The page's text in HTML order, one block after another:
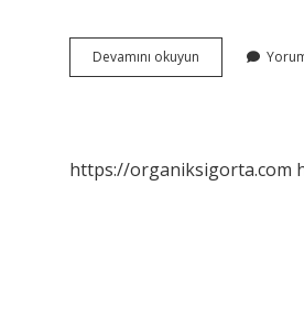
Devamını okuyun
Cumhuriyetinin
https://organiksigorta.com